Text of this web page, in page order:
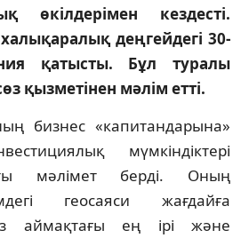
өкілдерімен кездесті.
деңгейдегі 30-
қатысты. Бұл туралы
қызметінен мәлім етті.
бизнес «капитандарына»
мүмкіндіктері
мәлімет берді. Оның
геосаяси жағдайға
аймақтағы ең ірі және